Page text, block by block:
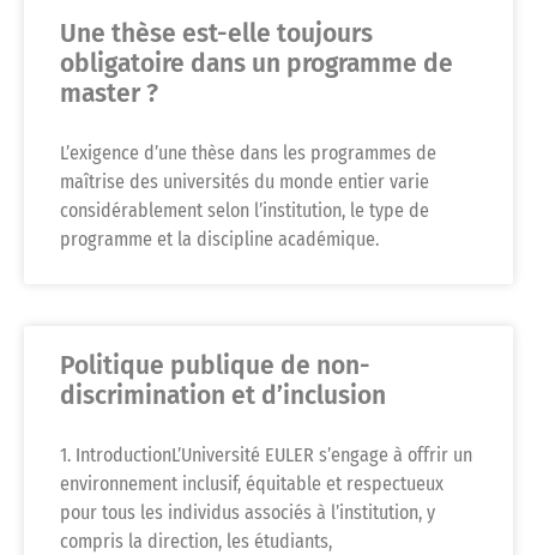
Une thèse est-elle toujours
obligatoire dans un programme de
master ?
L’exigence d’une thèse dans les programmes de
maîtrise des universités du monde entier varie
considérablement selon l’institution, le type de
programme et la discipline académique.
Politique publique de non-
discrimination et d’inclusion
1. IntroductionL’Université EULER s’engage à offrir un
environnement inclusif, équitable et respectueux
pour tous les individus associés à l’institution, y
compris la direction, les étudiants,